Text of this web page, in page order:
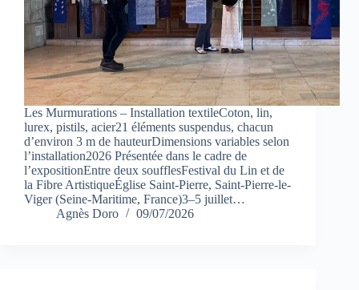
Les Murmurations – Installation textileCoton, lin,
lurex, pistils, acier21 éléments suspendus, chacun
d’environ 3 m de hauteurDimensions variables selon
l’installation2026 Présentée dans le cadre de
l’expositionEntre deux soufflesFestival du Lin et de
la Fibre ArtistiqueÉglise Saint-Pierre, Saint-Pierre-le-
Viger (Seine-Maritime, France)3–5 juillet…
Agnès Doro
09/07/2026